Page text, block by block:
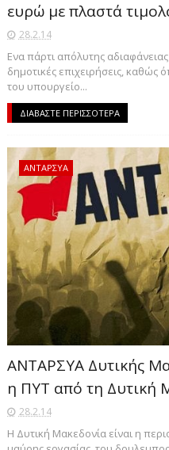
ευρώ με πλαστά
28.2.14
Ενα πάρτι απόλυτης
δημοτικές επιχειρήσεις, καθώς
του υπουργείο...
ΔΙΑΒΑΣΤΕ ΠΕΡΙΣΣΟΤΕΡΑ
ΑΝΤΑΡΣΥΑ
ΑΝΤΑΡΣΥΑ Δυτικής
η ΠΥΤ από τη Δυτική
28.2.14
Η Δυτική Μακεδονία είναι η